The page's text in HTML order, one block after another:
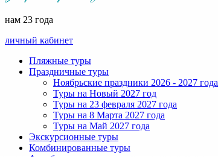
нам 23 года
личный кабинет
Пляжные туры
Праздничные туры
Ноябрьские праздники 2026 - 2027 года
Туры на Новый 2027 год
Туры на 23 февраля 2027 года
Туры на 8 Марта 2027 года
Туры на Май 2027 года
Экскурсионные туры
Комбинированные туры